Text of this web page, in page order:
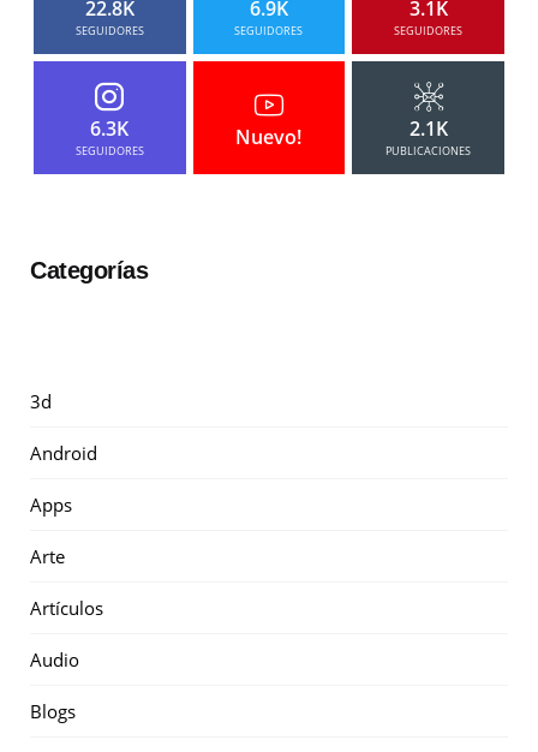
22.8K
SEGUIDORES
6.9K
SEGUIDORES
3.1K
SEGUIDORES
6.3K
SEGUIDORES
Nuevo! 2.1K
PUBLICACIONES
Categorías
3d
Android
Apps
Arte
Artículos
Audio
Blogs